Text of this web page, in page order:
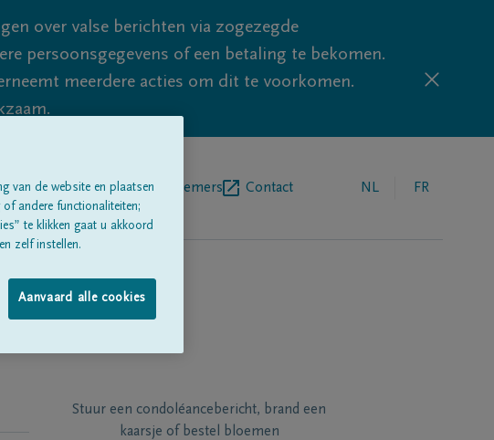
over valse berichten via zogezegde
persoonsgegevens of een betaling te bekomen.
meerdere acties om dit te voorkomen.
Over onsBegrafenisondernemers Contact NL FR
Stuur een condoléancebericht, brand een
kaarsje of bestel bloemen
van de website en plaatsen
andere functionaliteiten;
te klikken gaat u akkoord
zelf instellen.
Aanvaard alle cookies